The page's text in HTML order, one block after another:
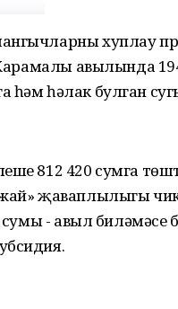
хуплау
Карамалы авылында
һәм һәлак булган
812 420 сумга
җаваплылыгы
сумы - авыл